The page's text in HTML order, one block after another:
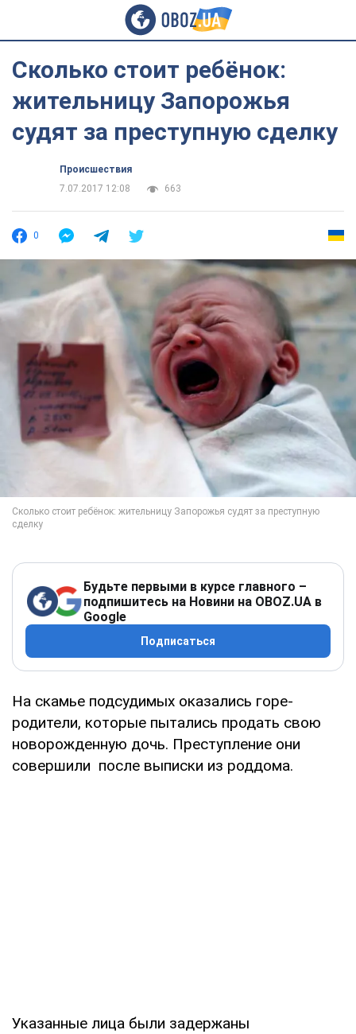
Сколько стоит ребёнок:
жительницу Запорожья
судят за преступную сделку
Происшествия
7.07.2017 12:08
663
0
Будьте первыми в курсе главного –
подпишитесь на Новини на OBOZ.UA в
Google
Подписаться
На скамье подсудимых оказались горе-
родители, которые пытались продать свою
новорожденную дочь. Преступление они
совершили после выписки из роддома.
Указанные лица были задержаны